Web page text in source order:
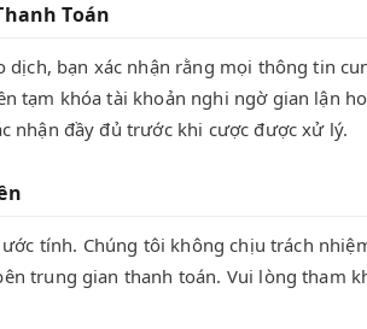
Toán
dịch, bạn xác nhận rằng mọi thông tin
tạm khóa tài khoản nghi ngờ gian lận
nhận đầy đủ trước khi cược được xử lý.
tính. Chúng tôi không chịu trách
trung gian thanh toán. Vui lòng tham